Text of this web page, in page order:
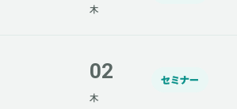
木
02
木
セミナー